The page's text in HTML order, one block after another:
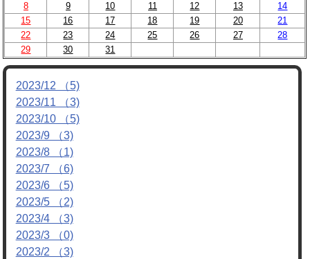
8
9 10 11 12 13
14
15
16 17 18 19 20
21
22
23 24 25 26 27
28
29
30 31
2023/12 （5)
2023/11 （3)
2023/10 （5)
2023/9 （3)
2023/8 （1)
2023/7 （6)
2023/6 （5)
2023/5 （2)
2023/4 （3)
2023/3 （0)
2023/2 （3)